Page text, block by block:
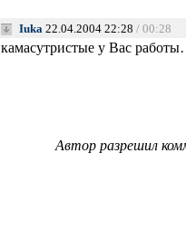
Iuka 22.04.2004 22:28 / 00:28
камасутристые у Вас
Автор разрешил